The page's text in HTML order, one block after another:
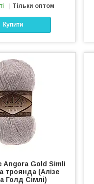
Тільки оптом
Купити
Angora Gold Simli
троянда (Алізе
Голд Сімлі)